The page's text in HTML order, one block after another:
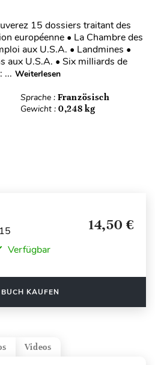
15 dossiers traitant des
européenne • La Chambre des
aux U.S.A. • Landmines •
aux U.S.A. • Six milliards de
... Weiterlesen
Sprache : Französisch
Gewicht : 0,248 kg
14,50 €
Verfügbar
BUCH KAUFEN
Videos